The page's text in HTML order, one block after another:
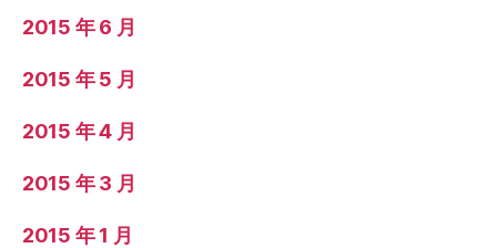
2015 年 6 月
2015 年 5 月
2015 年 4 月
2015 年 3 月
2015 年 1 月